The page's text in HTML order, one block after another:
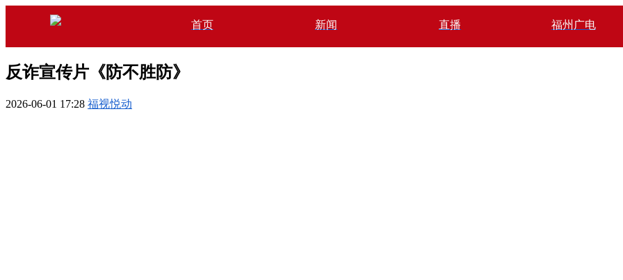
首页 新闻 直播 福州广电
反诈宣传片《防不胜防》
2026-06-01 17:28 福视悦动